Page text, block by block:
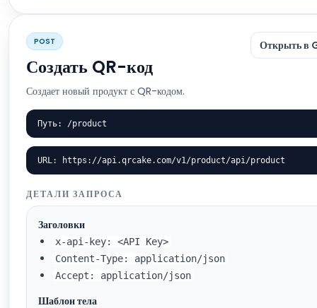
POST
Создать QR-код
Создает новый продукт с QR-кодом.
Открыть в
Путь: /product
URL: https://api.qrcake.com/v1/product/api/product
ДЕТАЛИ ЗАПРОСА
Заголовки
x-api-key: <API Key>
Content-Type: application/json
Accept: application/json
Шаблон тела